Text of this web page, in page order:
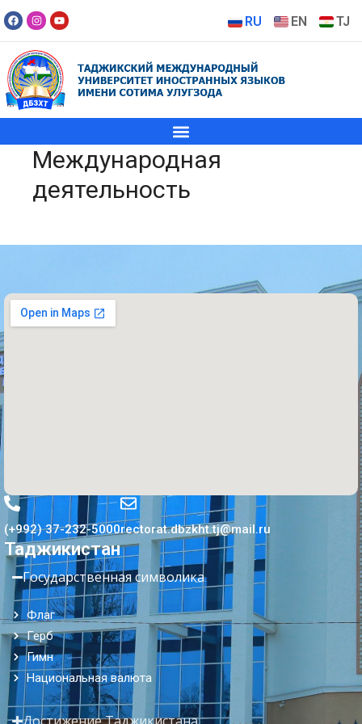
RU EN TJ
Международная
деятельность
(+992) 37-232-5000rectorat.dbzkht.tj@mail.ru
Таджикистан
Государственная символика
Флаг
Герб
Гимн
Национальная валюта